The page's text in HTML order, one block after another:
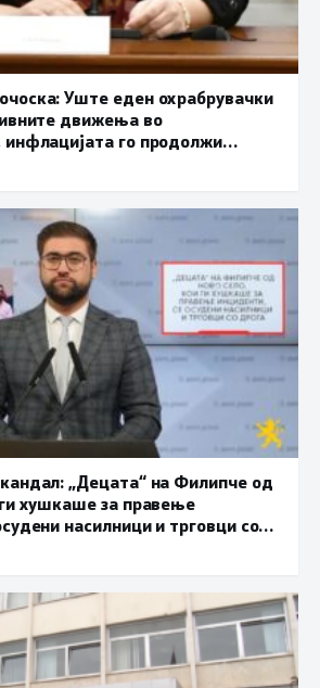
Уште еден охрабрувачки
движења во
инфлацијата го продолжи
и во јули изнесува 2,3
„Децата“ на Филипче од
хушкаше за правење
насилници и трговци со